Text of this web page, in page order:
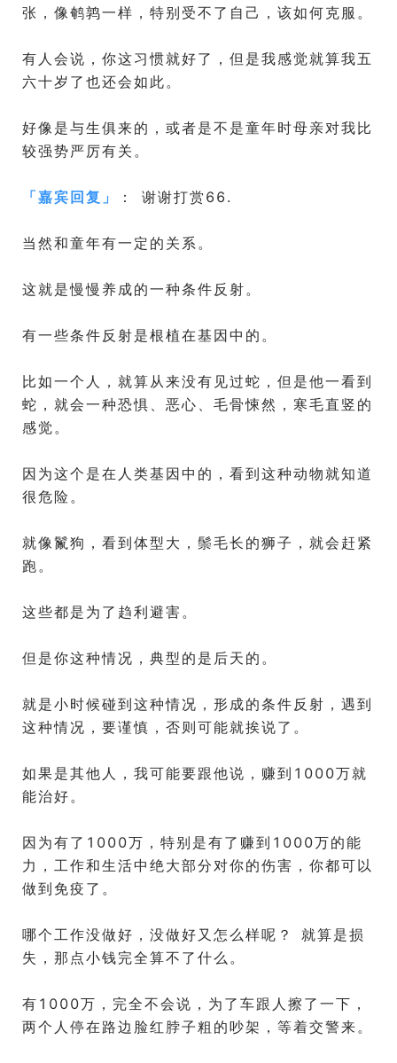
张，像鹌鹑一样，特别受不了自己，该如何克服。
有人会说，你这习惯就好了，但是我感觉就算我五
六十岁了也还会如此。
好像是与生俱来的，或者是不是童年时母亲对我比
较强势严厉有关。
「嘉宾回复 」 ： 谢谢打赏66.
当然和童年有一定的关系。
这就是慢慢养成的一种条件反射。
有一些条件反射是根植在基因中的。
比如一个人，就算从来没有见过蛇，但是他一看到
蛇，就会一种恐惧、恶心、毛骨悚然，寒毛直竖的
感觉。
因为这个是在人类基因中的，看到这种动物就知道
很危险。
就像鬣狗，看到体型大，鬃毛长的狮子，就会赶紧
跑。
这些都是为了趋利避害。
但是你这种情况，典型的是后天的。
就是小时候碰到这种情况，形成的条件反射，遇到
这种情况，要谨慎，否则可能就挨说了。
如果是其他人，我可能要跟他说，赚到1000万就
能治好。
因为有了1000万，特别是有了赚到1000万的能
力，工作和生活中绝大部分对你的伤害，你都可以
做到免疫了。
哪个工作没做好，没做好又怎么样呢？ 就算是损
失，那点小钱完全算不了什么。
有1000万，完全不会说，为了车跟人擦了一下，
两个人停在路边脸红脖子粗的吵架，等着交警来。